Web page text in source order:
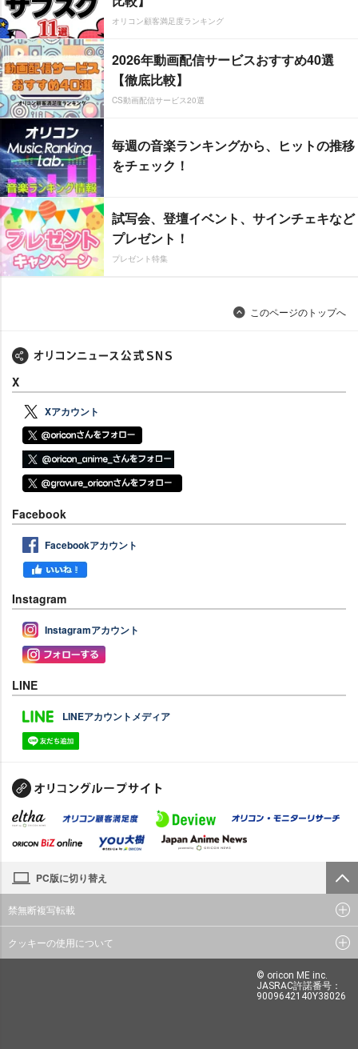
オリコン顧客満足度ランキング
2026年動画配信サービスおすすめ40選
【徹底比較】
CS動画配信サービス20選
毎週の音楽ランキングから、ヒットの推移
をチェック！
試写会、登壇イベント、サインチェキなど
プレゼント！
プレゼント特集
このページのトップへ
X
Xアカウント
Facebook
Facebookアカウント
Instagram
Instagramアカウント
LINE
LINEアカウントメディア
PC版に切り替え
禁無断複写転載
クッキーの使用について
© oricon ME inc.
JASRAC許諾番号：
9009642140Y38026